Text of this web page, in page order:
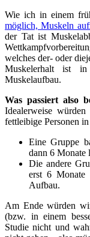
Wie ich in einem
möglich, Muskeln
der Tat ist
welches der- oder
Muskelerhalt ist
Muskelaufbau.
Was passiert also
Idealerweise
fettleibige Personen
Eine Gruppe
dann 6 Monate
Die andere
erst 6 Monate
Aufbau.
Am Ende würden
(bzw. in einem
Studie nicht und